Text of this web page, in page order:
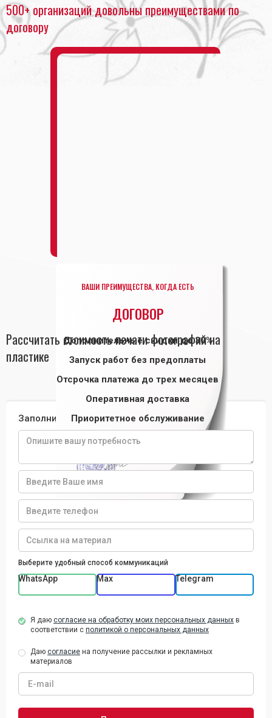
500+ организаций довольны преимуществами по
договору
ВАШИ ПРЕИМУЩЕСТВА, КОГДА ЕСТЬ
ДОГОВОР
Дополнительные скидки до 30%
Запуск работ без предоплаты
Отсрочка платежа до трех месяцев
Оперативная доставка
Приоритетное обслуживание
Заключить
Рассчитать стоимость печати фотографий на
пластике
Заполните форму и получите расчет
Выберите удобный способ коммуникаций
WhatsApp Max Telegram
Я даю согласие на обработку моих персональных данных в
соответствии с политикой о персональных данных
Даю согласие на получение рассылки и рекламных
материалов